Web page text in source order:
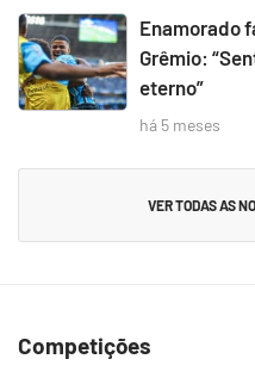
Enamorado
Grêmio:
eterno”
há 5 meses
VER TODAS AS
Competições